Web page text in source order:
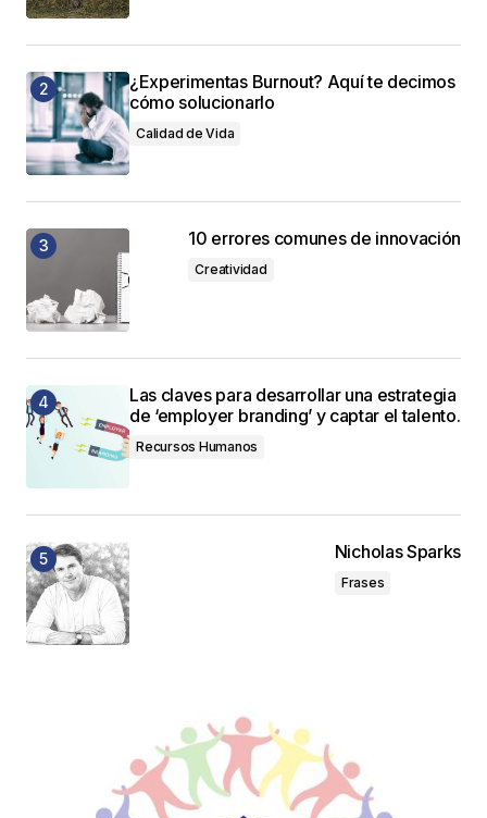
¿Experimentas Burnout? Aquí te decimos
cómo solucionarlo
Calidad de Vida
10 errores comunes de innovación
Creatividad
Las claves para desarrollar una estrategia
de ‘employer branding’ y captar el talento.
Recursos Humanos
Nicholas Sparks
Frases